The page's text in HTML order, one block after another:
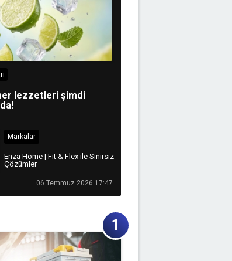
lezzetleri şimdi
Markalar
Enza Home | Fit & Flex ile Sınırsız
Çözümler
06 Temmuz 2026 17:47